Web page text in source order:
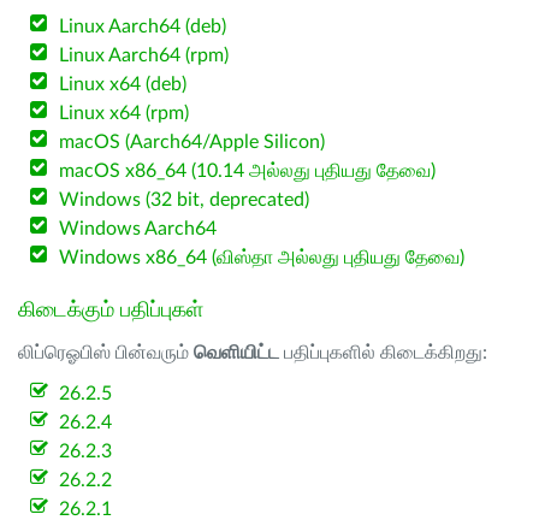
Linux Aarch64 (deb)
Linux Aarch64 (rpm)
Linux x64 (deb)
Linux x64 (rpm)
macOS (Aarch64/Apple Silicon)
macOS x86_64 (10.14 அல்லது புதியது தேவை)
Windows (32 bit, deprecated)
Windows Aarch64
Windows x86_64 (விஸ்தா அல்லது புதியது தேவை)
கிடைக்கும் பதிப்புகள்
லிப்ரெஓபிஸ் பின்வரும் வெளியிட்ட பதிப்புகளில் கிடைக்கிறது:
26.2.5
26.2.4
26.2.3
26.2.2
26.2.1